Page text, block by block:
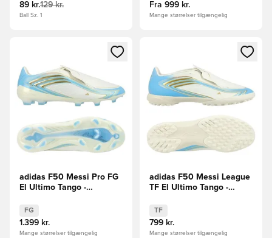
89 kr.129 kr.
Ball Sz. 1
Fra 999 kr.
Mange størrelser tilgængelig
Åbner en Modal til at logge ind eller tilmelde dig som
adidas F50 Messi Pro FG
El Ultimo Tango -
FG
1.399 kr.
Mange størrelser tilgængelig
Åbner en Modal til at logge
adidas F50 Messi League
TF El Ultimo Tango -
TF
799 kr.
Mange størrelser tilgængelig